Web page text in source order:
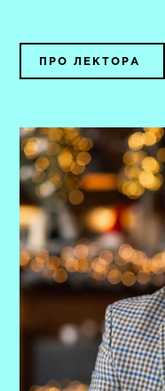
ПРО ЛЕКТОРА